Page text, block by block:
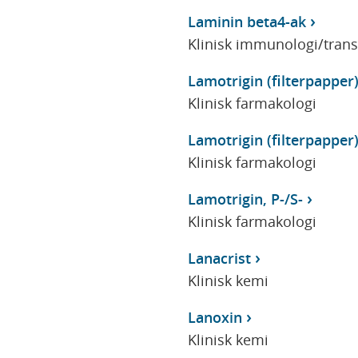
Laminin beta4-ak
Klinisk immunologi/
Lamotrigin (filterpapper)
Klinisk farmakologi
Lamotrigin (filterpapper)
Klinisk farmakologi
Lamotrigin, P-/S-
Klinisk farmakologi
Lanacrist
Klinisk kemi
Lanoxin
Klinisk kemi